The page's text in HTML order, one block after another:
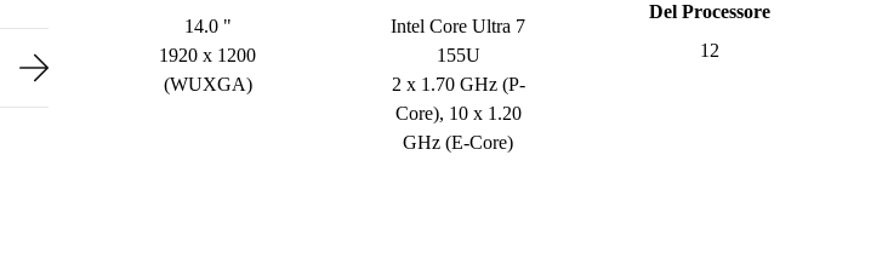
14.0 "
1920 x 1200
(WUXGA)
Intel Core Ultra 7
155U
2 x 1.70 GHz (P-
Core), 10 x 1.20
GHz (E-Core)
Del Processore
12